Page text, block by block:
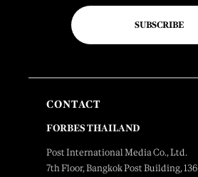
SUBSCRIBE
CONTACT
FORBES THAILAND
Post International Media Co., Ltd.
7th Floor, Bangkok Post Building, 136